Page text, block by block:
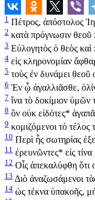
1 Πέτρος, ἀπόστολος
2 κατὰ πρόγνωσιν θεοῦ
3 Εὐλογητὸς ὁ θεὸς
4 εἰς κληρονομίαν
5 τοὺς ἐν δυνάμει
6 Ἐν ᾧ ἀγαλλιᾶσθε,
7 ἵνα τὸ δοκίμιον ὑμῶν
8 ὃν οὐκ εἰδότες*
9 κομιζόμενοι τὸ
10 Περὶ ἧς σωτηρίας
11 ἐρευνῶντες* εἰς
12 Οἷς ἀπεκαλύφθη ὅτι
13 Διὸ ἀναζωσάμενοι
14 ὡς τέκνα ὑπακοῆς,